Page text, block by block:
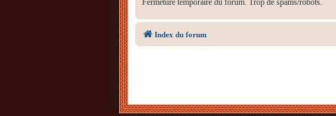
Fermeture temporaire du forum. Trop de spams/robots.
Index du forum